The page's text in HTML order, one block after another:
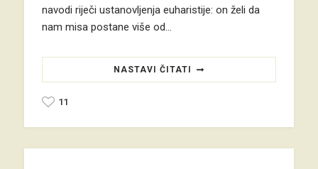
navodi riječi ustanovljenja euharistije: on želi da
nam misa postane više od…
NASTAVI ČITATI
11